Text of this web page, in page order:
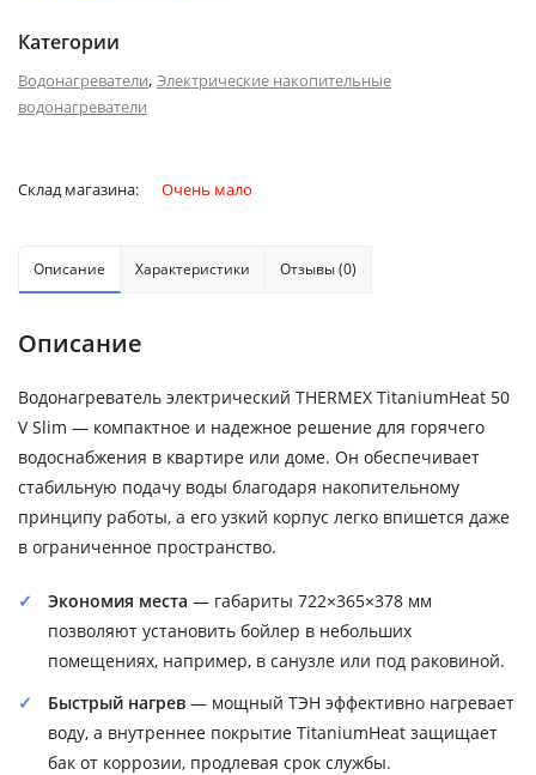
Категории
Водонагреватели, Электрические накопительные
водонагреватели
Склад магазина: Очень мало
Описание Характеристики Отзывы (0)
Описание
Водонагреватель электрический THERMEX TitaniumHeat 50
V Slim — компактное и надежное решение для горячего
водоснабжения в квартире или доме. Он обеспечивает
стабильную подачу воды благодаря накопительному
принципу работы, а его узкий корпус легко впишется даже
в ограниченное пространство.
Экономия места — габариты 722×365×378 мм
позволяют установить бойлер в небольших
помещениях, например, в санузле или под раковиной.
Быстрый нагрев — мощный ТЭН эффективно нагревает
воду, а внутреннее покрытие TitaniumHeat защищает
бак от коррозии, продлевая срок службы.